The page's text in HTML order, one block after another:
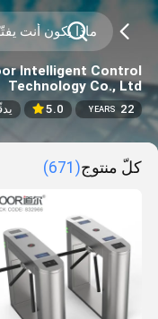
Intelligent Control
Technology Co., Ltd
22
YEARS
5.0
كلّ منتوج(671)